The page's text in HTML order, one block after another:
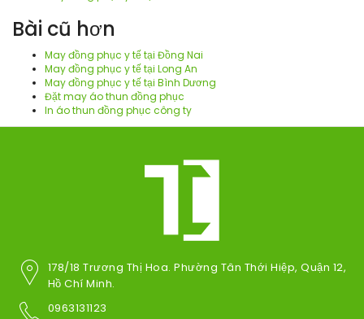
Bài cũ hơn
May đồng phục y tế tại Đồng Nai
May đồng phục y tế tại Long An
May đồng phục y tế tại Bình Dương
Đặt may áo thun đồng phục
In áo thun đồng phục công ty
178/18 Trương Thị Hoa. Phường Tân Thới Hiệp, Quận 12,
Hồ Chí Minh.
0963131123